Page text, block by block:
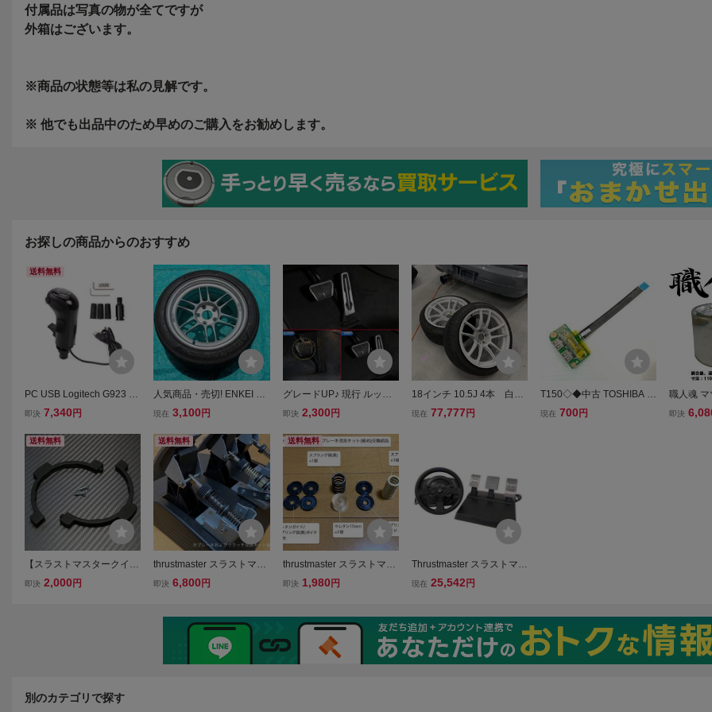
お探しの商品からのおすすめ
送料無料
PC USB Logitech G923 G
29 G27 G25に適用 ゲーム
シフトノブ ギア変更でき
即決 7,340 円
人気商品・売切! ENKEI エ
ンケイ RPF1 17インチ 9J
45R17 1本 スープラ Z33 Z
34 RX-7（FD3S・FC3S）
軽量ホイール
現在 3,100 円
グレードUP♪ 現行 ルック
ペダル セット BMW G29 Z
リーズ
即決 2,300 円
18インチ 10.5J 4本 白2
本 黒2本 オフセット15
13 s14 s15
現在 77,777 円
T150◇◆中古 TOSHIBA d
ynabook T451/34ERJ用 U
現在 700 円
職人魂
ム 塗料
即決
送料無料
【スラストマスタークイッ
クリリースアダプター】Th
即決 2,000円
送料無料
thrustmaster スラストマス
ター T300RS-GT アクセル
即決 6,800円
送料無料
thrustmaster スラストマス
ター T300RS-GT ブレーキ
即決 1,980円
Thrustmaster スラストマス
ター T300RS GT ハンコン
862
現在 25,542円
別のカテゴリで探す